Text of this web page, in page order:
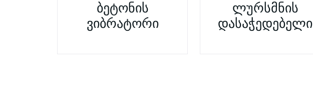
ბეტონის
ვიბრატორი
ლურსმნის
დასაჭედებელი